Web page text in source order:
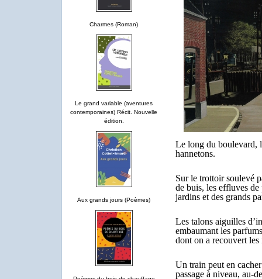
Charmes (Roman)
Le grand variable (aventures
contemporaines) Récit. Nouvelle
édition.
Aux grands jours (Poèmes)
Le long du boulevard,
hannetons.
Sur le trottoir soulevé
de buis, les effluves
jardins et des grands
Les talons aiguilles
embaumant les
dont on a recouvert
Un train peut en
passage à niveau, au-